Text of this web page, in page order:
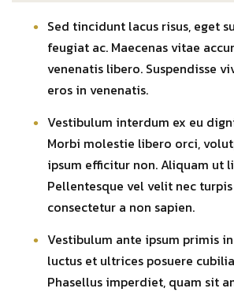
Sed tincidunt lacus risus, eget
feugiat ac. Maecenas vitae
venenatis libero. Suspendisse
eros in venenatis.
Vestibulum interdum ex eu
Morbi molestie libero orci,
ipsum efficitur non. Aliquam ut
Pellentesque vel velit nec
consectetur a non sapien.
Vestibulum ante ipsum primis
luctus et ultrices posuere
Phasellus imperdiet, quam sit